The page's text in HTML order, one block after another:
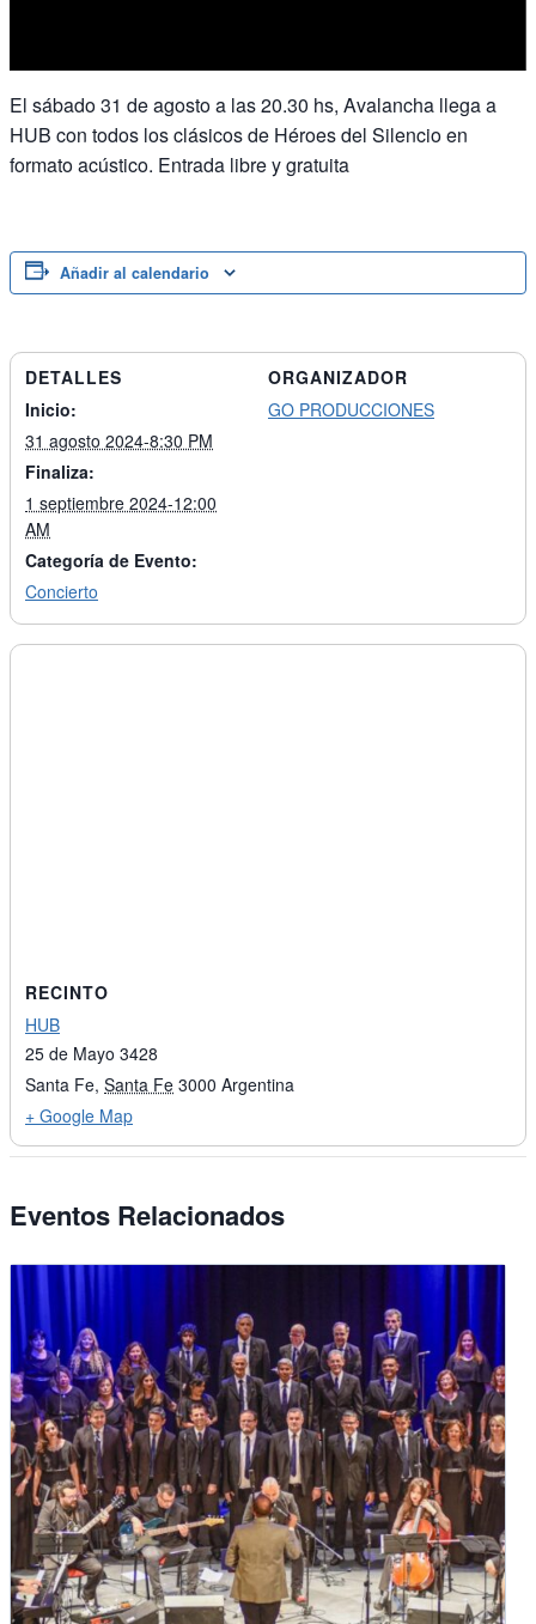
El sábado 31 de agosto a las 20.30 hs, Avalancha llega a
HUB con todos los clásicos de Héroes del Silencio en
formato acústico. Entrada libre y gratuita
Añadir al calendario
DETALLES
Inicio:
31 agosto 2024-8:30 PM
Finaliza:
1 septiembre 2024-12:00
AM
Categoría de Evento:
Concierto
ORGANIZADOR
GO PRODUCCIONES
RECINTO
HUB
25 de Mayo 3428
Santa Fe, Santa Fe 3000 Argentina
+ Google Map
Eventos Relacionados